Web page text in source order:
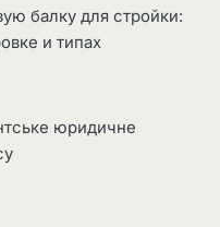
балку для стройки:
и типах
юридичне